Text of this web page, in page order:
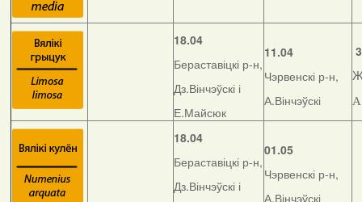
18.04
Бераставіцкі р-н,
Дз.Вінчэўскі і
Е.Майсюк
11.04
Чэрвенскі р-н,
А.Вінчэўскі
18.04
Бераставіцкі р-н,
Дз.Вінчэўскі і
01.05
Чэрвенскі р-н,
А.Вінчэўскі